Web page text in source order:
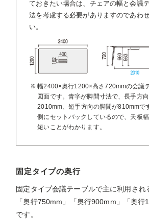
ておきたい場合は、チェアの幅と会議
法を考慮する必要がありますのであわ
い。
幅2400×奥行1200×高さ720mmの会議
図面です。青字が脚間寸法で、長手方
2010mm、短手方向の脚間が810mmで
側にセットバックしているので、天板
短いことがわかります。
固定タイプの奥行
固定タイプ会議テーブルで主に利用され
「奥行750mm」「奥行900mm」「奥
です。